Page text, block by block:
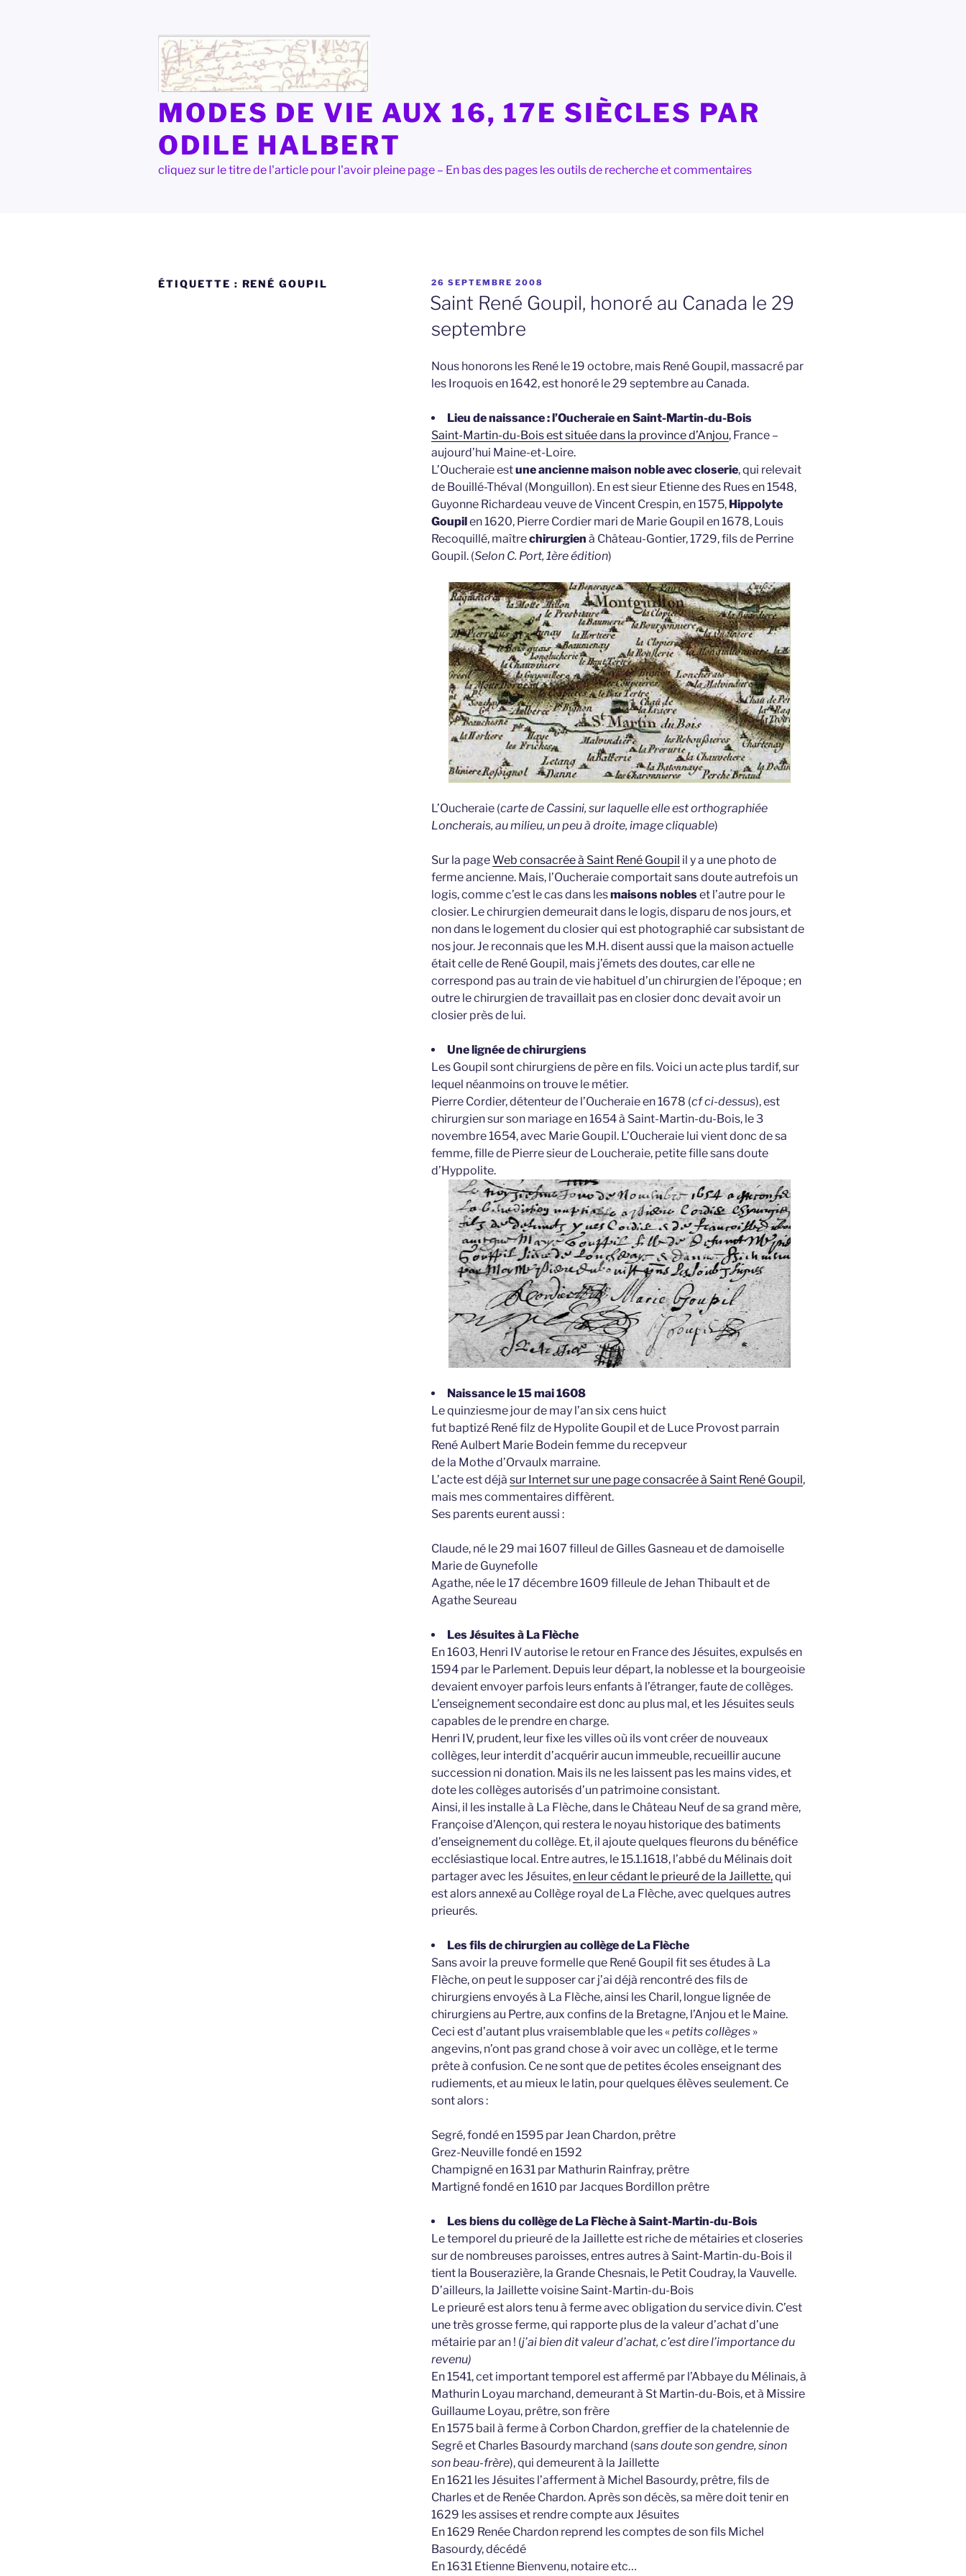
MODES DE VIE AUX 16, 17E SIÈCLES PAR
ODILE HALBERT
cliquez sur le titre de l'article pour l'avoir pleine page – En bas des pages les outils de recherche et commentaires
ÉTIQUETTE : RENÉ GOUPIL
PUBLIÉ
LE
26 SEPTEMBRE 2008
Saint René Goupil, honoré au Canada le 29
septembre
Nous honorons les René le 19 octobre, mais René Goupil, massacré par
les Iroquois en 1642, est honoré le 29 septembre au Canada.
Lieu de naissance : l’Oucheraie en Saint-Martin-du-Bois
Saint-Martin-du-Bois est située dans la province d’Anjou, France –
aujourd’hui Maine-et-Loire.
L’Oucheraie estune ancienne maison noble avec closerie, qui relevait
de Bouillé-Théval (Monguillon). En est sieur Etienne des Rues en 1548,
Guyonne Richardeau veuve de Vincent Crespin, en 1575, Hippolyte
Goupil en 1620, Pierre Cordier mari de Marie Goupil en 1678, Louis
Recoquillé, maîtrechirurgien à Château-Gontier, 1729, fils de Perrine
Goupil. (Selon C. Port, 1ère édition)
L’Oucheraie (carte de Cassini, sur laquelle elle est orthographiée
Loncherais, au milieu, un peu à droite, image cliquable)
Sur la pageWeb consacrée à Saint René Goupil il y a une photo de
ferme ancienne. Mais, l’Oucheraie comportait sans doute autrefois un
logis, comme c’est le cas dans lesmaisons nobleset l’autre pour le
closier. Le chirurgien demeurait dans le logis, disparu de nos jours, et
non dans le logement du closier qui est photographié car subsistant de
nos jour. Je reconnais que les M.H. disent aussi que la maison actuelle
était celle de René Goupil, mais j’émets des doutes, car elle ne
correspond pas au train de vie habituel d’un chirurgien de l’époque ; en
outre le chirurgien de travaillait pas en closier donc devait avoir un
closier près de lui.
Une lignée de chirurgiens
Les Goupil sont chirurgiens de père en fils. Voici un acte plus tardif, sur
lequel néanmoins on trouve le métier.
Pierre Cordier, détenteur de l’Oucheraie en 1678 (cf ci-dessus), est
chirurgien sur son mariage en 1654 à Saint-Martin-du-Bois, le 3
novembre 1654, avec Marie Goupil. L’Oucheraie lui vient donc de sa
femme, fille de Pierre sieur de Loucheraie, petite fille sans doute
d’Hyppolite.
Naissance le 15 mai 1608
Le quinziesme jour de may l’an six cens huict
fut baptizé René filz de Hypolite Goupil et de Luce Provost parrain
René Aulbert Marie Bodein femme du recepveur
de la Mothe d’Orvaulx marraine.
L’acte est déjà sur Internet sur une page consacrée à Saint René Goupil,
mais mes commentaires diffèrent.
Ses parents eurent aussi :
Claude, né le 29 mai 1607 filleul de Gilles Gasneau et de damoiselle
Marie de Guynefolle
Agathe, née le 17 décembre 1609 filleule de Jehan Thibault et de
Agathe Seureau
Les Jésuites à La Flèche
En 1603, Henri IV autorise le retour en France des Jésuites, expulsés en
1594 par le Parlement. Depuis leur départ, la noblesse et la bourgeoisie
devaient envoyer parfois leurs enfants à l’étranger, faute de collèges.
L’enseignement secondaire est donc au plus mal, et les Jésuites seuls
capables de le prendre en charge.
Henri IV, prudent, leur fixe les villes où ils vont créer de nouveaux
collèges, leur interdit d’acquérir aucun immeuble, recueillir aucune
succession ni donation. Mais ils ne les laissent pas les mains vides, et
dote les collèges autorisés d’un patrimoine consistant.
Ainsi, il les installe à La Flèche, dans le Château Neuf de sa grand mère,
Françoise d’Alençon, qui restera le noyau historique des batiments
d’enseignement du collège. Et, il ajoute quelques fleurons du bénéfice
ecclésiastique local. Entre autres, le 15.1.1618, l’abbé du Mélinais doit
partager avec les Jésuites,en leur cédant le prieuré de la Jaillette,qui
est alors annexé au Collège royal de La Flèche, avec quelques autres
prieurés.
Les fils de chirurgien au collège de La Flèche
Sans avoir la preuve formelle que René Goupil fit ses études à La
Flèche, on peut le supposer car j’ai déjà rencontré des fils de
chirurgiens envoyés à La Flèche, ainsi les Charil, longue lignée de
chirurgiens au Pertre, aux confins de la Bretagne, l’Anjou et le Maine.
Ceci est d’autant plus vraisemblable que les «petits collèges»
angevins, n’ont pas grand chose à voir avec un collège, et le terme
prête à confusion. Ce ne sont que de petites écoles enseignant des
rudiements, et au mieux le latin, pour quelques élèves seulement. Ce
sont alors :
Segré, fondé en 1595 par Jean Chardon, prêtre
Grez-Neuville fondé en 1592
Champigné en 1631 par Mathurin Rainfray, prêtre
Martigné fondé en 1610 par Jacques Bordillon prêtre
Les biens du collège de La Flèche à Saint-Martin-du-Bois
Le temporel du prieuré de la Jaillette est riche de métairies et closeries
sur de nombreuses paroisses, entres autres à Saint-Martin-du-Bois il
tient la Bouserazière, la Grande Chesnais, le Petit Coudray, la Vauvelle.
D’ailleurs, la Jaillette voisine Saint-Martin-du-Bois
Le prieuré est alors tenu à ferme avec obligation du service divin. C’est
une très grosse ferme, qui rapporte plus de la valeur d’achat d’une
métairie par an ! (j’ai bien dit valeur d’achat, c’est dire l’importance du
revenu)
En 1541, cet important temporel est affermé par l’Abbaye du Mélinais, à
Mathurin Loyau marchand, demeurant à St Martin-du-Bois, et à Missire
Guillaume Loyau, prêtre, son frère
En 1575 bail à ferme à Corbon Chardon, greffier de la chatelennie de
Segré et Charles Basourdy marchand (sans doute son gendre, sinon
son beau-frère), qui demeurent à la Jaillette
En 1621 les Jésuites l’afferment à Michel Basourdy, prêtre, fils de
Charles et de Renée Chardon. Après son décès, sa mère doit tenir en
1629 les assises et rendre compte aux Jésuites
En 1629 Renée Chardon reprend les comptes de son fils Michel
Basourdy, décédé
En 1631 Etienne Bienvenu, notaire etc…